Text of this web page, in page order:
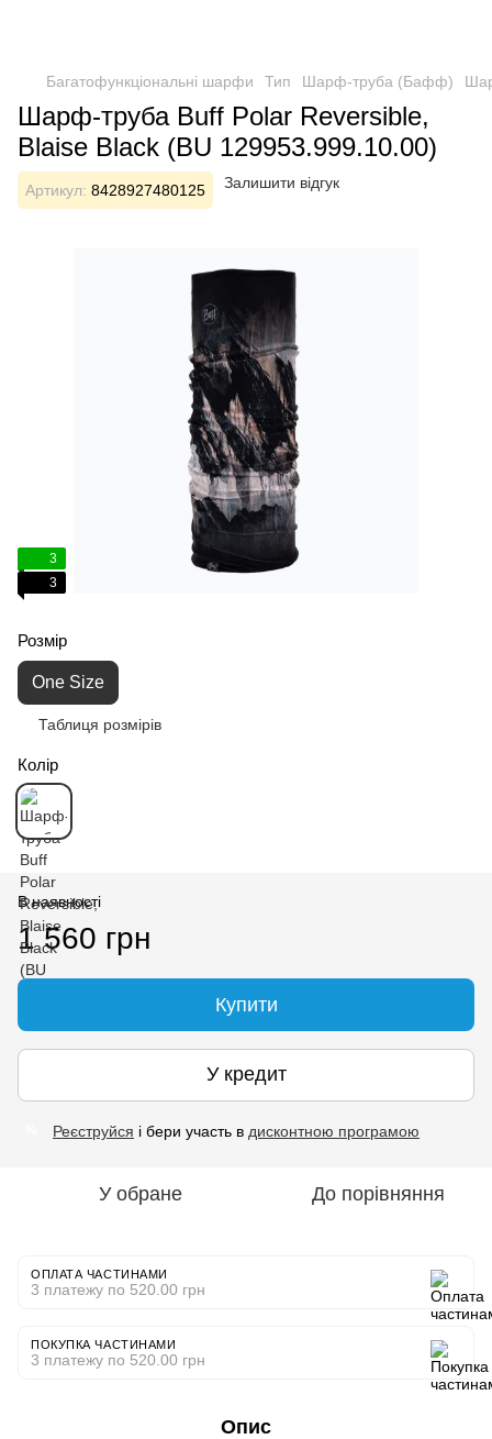
Багатофункціональні шарфи Тип Шарф-труба (Бафф)
Шарф-труба Buff Polar Reversible,
Blaise Black (BU 129953.999.10.00)
Артикул: 8428927480125 Залишити відгук
3
3
Розмір
One Size
Таблиця розмірів
Колір
В наявності
1 560 грн
Купити
У кредит
Реєструйся і бери участь в дисконтною програмою
У обране До порівняння
ОПЛАТА ЧАСТИНАМИ
3 платежу по 520.00 грн
ПОКУПКА ЧАСТИНАМИ
3 платежу по 520.00 грн
Опис